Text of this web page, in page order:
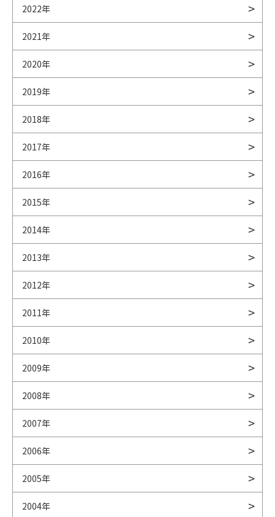
2022年
2021年
2020年
2019年
2018年
2017年
2016年
2015年
2014年
2013年
2012年
2011年
2010年
2009年
2008年
2007年
2006年
2005年
2004年